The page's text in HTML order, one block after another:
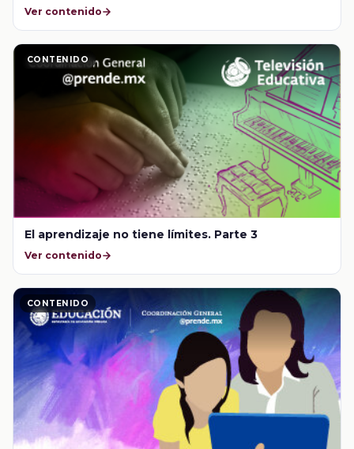
Ver contenido
CONTENIDO
El aprendizaje no tiene límites. Parte 3
Ver contenido
CONTENIDO